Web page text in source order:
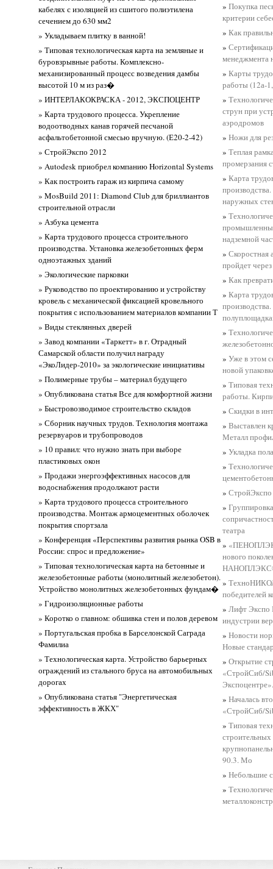
кабелях с изоляцией из сшитого полиэтилена
сечением до 630 мм2
» Укладываем плитку в ванной!
» Типовая технологическая карта на земляные и
буровзрывные работы. Комплексно-
механизированный процесс возведения дамбы
высотой 10 м из раз�
» ИНТЕРЛАКОКРАСКА - 2012, ЭКСПОЦЕНТР
» Карта трудового процесса. Укрепление
водоотводных канав горячей песчаной
асфальтобетонной смесью вручную. (Е20-2-42)
» СтройЭкспо 2012
» Autodesk приобрел компанию Horizontal Systems
» Как построить гараж из кирпича самому
» MosBuild 2011: Diamond Club для бриллиантов
строительной отрасли
» Азбука цемента
» Карта трудового процесса строительного
производства. Установка железобетонных ферм
одноэтажных зданий
» Экологические парковки
» Руководство по проектированию и устройству
кровель с механической фиксацией кровельного
покрытия с использованием материалов компании Т
» Виды стеклянных дверей
» Завод компании «Таркетт» в г. Отрадный
Самарской области получил награду
«ЭкоЛидер-2010» за экологические инициативы
» Полимерные трубы – материал будущего
» Опубликована статья Все для комфортной жизни
» Быстровозводимое строительство складов
» Сборник научных трудов. Технология монтажа
резервуаров и трубопроводов
» 10 правил: что нужно знать при выборе
пластиковых окон
» Продажи энергоэффективных насосов для
водоснабжения продолжают расти
» Карта трудового процесса строительного
производства. Монтаж армоцементных оболочек
покрытия спортзала
» Конференция «Перспективы развития рынка OSB в
России: спрос и предложение»
» Типовая технологическая карта на бетонные и
железобетонные работы (монолитный железобетон).
Устройство монолитных железобетонных фундам�
» Гидроизоляционные работы
» Коротко о главном: обшивка стен и полов деревом
» Португальская пробка в Барселонской Саграда
Фамилиа
» Технологическая карта. Устройство барьерных
ограждений из стального бруса на автомобильных
дорогах
» Опубликована статья "Энергетическая
эффективность в ЖКХ"
»Покупка
критерии
»Как
»
»Карты
работы (12а-
»
струн при
аэродромов
»Ножи для
»Теплая
промерзания
»Карта
наружных
»
надземной
»Скоростная
пройдет
»Как
»Карта
»
»Уже в этом
новой
»Типовая
работы.
»Скидки в
»Выставлен
Металл
»Укладка
»
»
»
театра
»
нового
»
победителей
»Лифт Экспо
индустрии
»Новости
Новые
»Открытие
«СтройСиб/
»Началась
«СтройСиб/
»Типовая
90.3. Мо
»Небольшие
»